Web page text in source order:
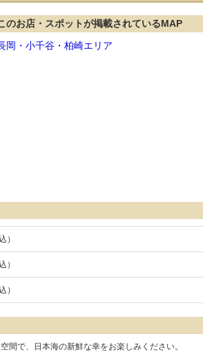
のお店・スポットが掲載されているMAP
岡・小千谷・柏崎エリア
）
）
）
間で、日本海の新鮮な幸をお楽しみください。